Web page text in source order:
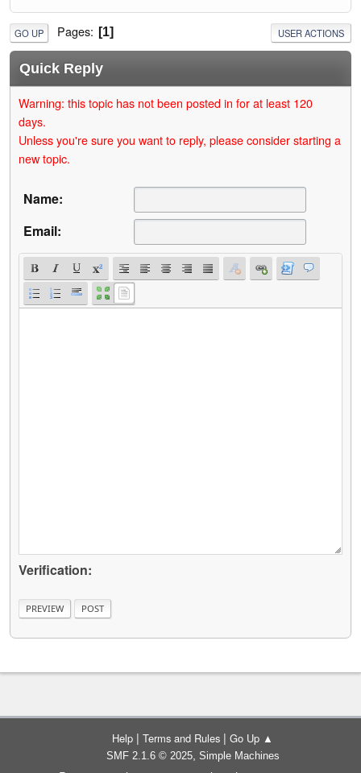
GO UP Pages 1 USER ACTIONS
Quick Reply
Warning: this topic has not been posted in for at least 120
days.
Unless you're sure you want to reply, please consider starting a
new topic.
Name:
Email:
Verification:
Help | Terms and Rules | Go Up ▲
SMF 2.1.6 © 2025, Simple Machines